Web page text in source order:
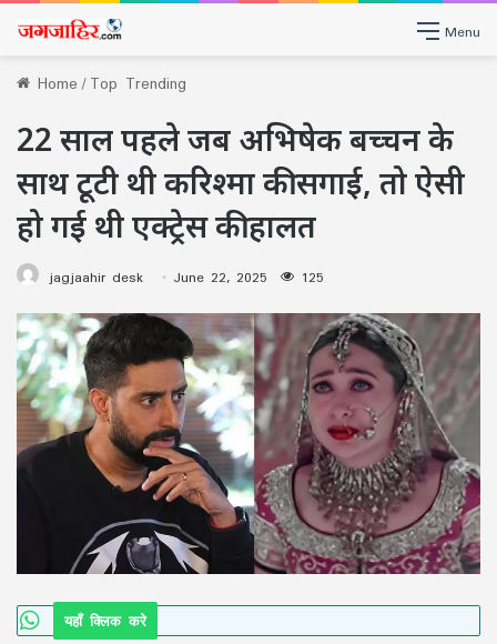
Menu
Home/Top Trending
22 साल पहले जब अभिषेक बच्चन के
साथ टूटी थी करिश्मा की सगाई, तो ऐसी
हो गई थी एक्ट्रेस की हालत
jagjaahir desk June 22, 2025 125
यहाँ क्लिक करे